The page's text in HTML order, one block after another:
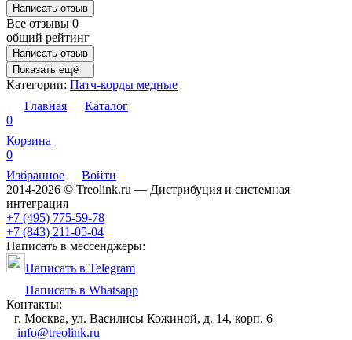
Написать отзыв
Все отзывы 0
общий рейтинг
Написать отзыв
Показать ещё
Категории: Патч-корды медные
Главная
Каталог
0
Корзина
0
Избранное
Войти
2014-2026 © Treolink.ru — Дистрибуция и системная
интеграция
+7 (495) 775-59-78
+7 (843) 211-05-04
Написать в мессенджеры:
Написать в Telegram
Написать в Whatsapp
Контакты:
г. Москва, ул. Василисы Кожиной, д. 14, корп. 6
info@treolink.ru